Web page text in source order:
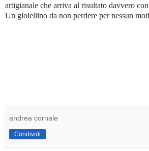
artigianale che arriva al risultato davvero
Un gioiellino da non perdere per nessun
andrea cornale
Condividi